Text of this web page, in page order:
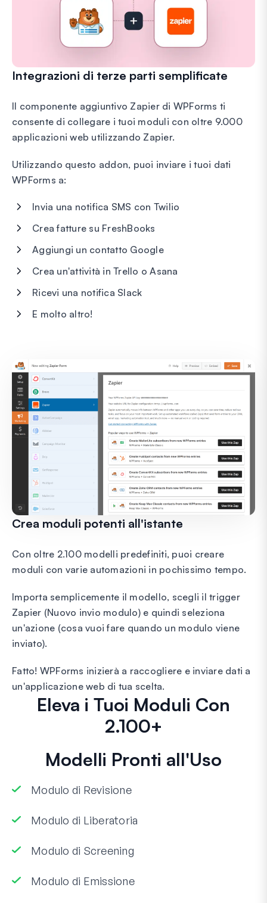
Integrazioni di terze parti semplificate
Il componente aggiuntivo Zapier di WPForms ti
consente di collegare i tuoi moduli con oltre 9.000
applicazioni web utilizzando Zapier.
Utilizzando questo addon, puoi inviare i tuoi dati
WPForms a:
Invia una notifica SMS con Twilio
Crea fatture su FreshBooks
Aggiungi un contatto Google
Crea un'attività in Trello o Asana
Ricevi una notifica Slack
E molto altro!
Crea moduli potenti all'istante
Con oltre 2.100 modelli predefiniti, puoi creare
moduli con varie automazioni in pochissimo tempo.
Importa semplicemente il modello, scegli il trigger
Zapier (Nuovo invio modulo) e quindi seleziona
un'azione (cosa vuoi fare quando un modulo viene
inviato).
Fatto! WPForms inizierà a raccogliere e inviare dati a
un'applicazione web di tua scelta.
Eleva i Tuoi Moduli Con
2.100+
Modelli Pronti all'Uso
Modulo di Revisione
Modulo di Liberatoria
Modulo di Screening
Modulo di Emissione